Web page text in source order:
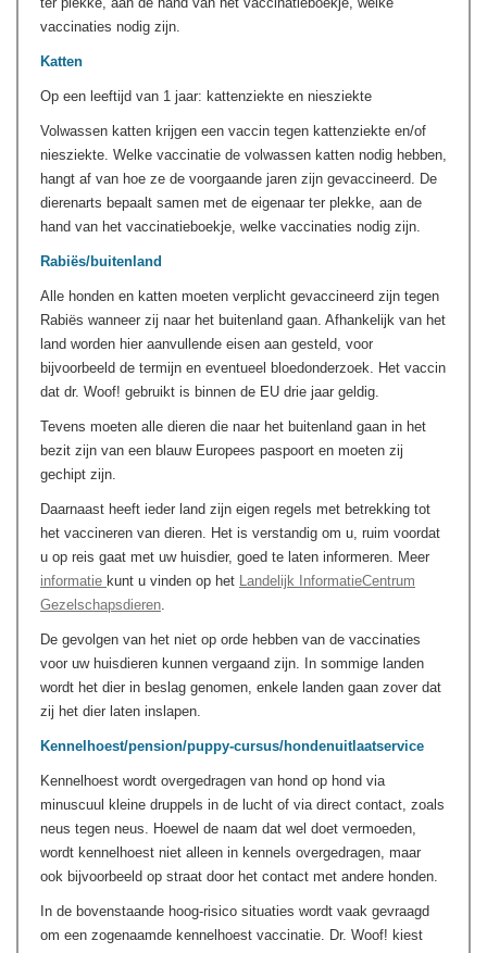
vaccinaties nodig zijn.
Katten
Op een leeftijd van 1 jaar: kattenziekte en niesziekte
Volwassen katten krijgen een vaccin tegen kattenziekte en/of
niesziekte. Welke vaccinatie de volwassen katten nodig hebben,
hangt af van hoe ze de voorgaande jaren zijn gevaccineerd. De
dierenarts bepaalt samen met de eigenaar ter plekke, aan de
hand van het vaccinatieboekje, welke vaccinaties nodig zijn.
Rabiës/buitenland
Alle honden en katten moeten verplicht gevaccineerd zijn tegen
Rabiës wanneer zij naar het buitenland gaan. Afhankelijk van het
land worden hier aanvullende eisen aan gesteld, voor
bijvoorbeeld de termijn en eventueel bloedonderzoek. Het vaccin
dat dr. Woof! gebruikt is binnen de EU drie jaar geldig.
Tevens moeten alle dieren die naar het buitenland gaan in het
bezit zijn van een blauw Europees paspoort en moeten zij
gechipt zijn.
Daarnaast heeft ieder land zijn eigen regels met betrekking tot
het vaccineren van dieren. Het is verstandig om u, ruim voordat
u op reis gaat met uw huisdier, goed te laten informeren. Meer
informatie kunt u vinden op het Landelijk InformatieCentrum
Gezelschapsdieren.
De gevolgen van het niet op orde hebben van de vaccinaties
voor uw huisdieren kunnen vergaand zijn. In sommige landen
wordt het dier in beslag genomen, enkele landen gaan zover dat
zij het dier laten inslapen.
Kennelhoest/pension/puppy-cursus/hondenuitlaatservice
Kennelhoest wordt overgedragen van hond op hond via
minuscuul kleine druppels in de lucht of via direct contact, zoals
neus tegen neus. Hoewel de naam dat wel doet vermoeden,
wordt kennelhoest niet alleen in kennels overgedragen, maar
ook bijvoorbeeld op straat door het contact met andere honden.
In de bovenstaande hoog-risico situaties wordt vaak gevraagd
om een zogenaamde kennelhoest vaccinatie. Dr. Woof! kiest